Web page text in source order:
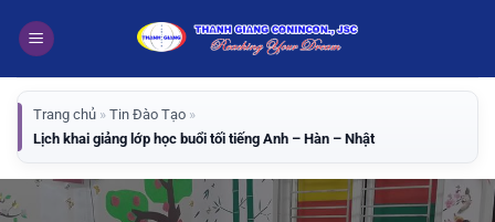
qua
dung
Trang chủ » Tin Đào Tạo »
Lịch khai giảng lớp học buổi tối tiếng Anh – Hàn – Nhật